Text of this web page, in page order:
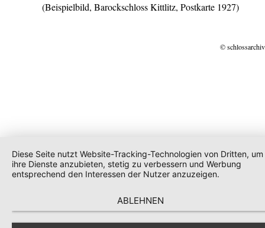
(Beispielbild, Barockschloss Kittlitz, Postkarte 1927)
©
Diese Seite nutzt Website-Tracking-Technologien von Dritten, um
ihre Dienste anzubieten, stetig zu verbessern und Werbung
entsprechend den Interessen der Nutzer anzuzeigen.
ABLEHNEN